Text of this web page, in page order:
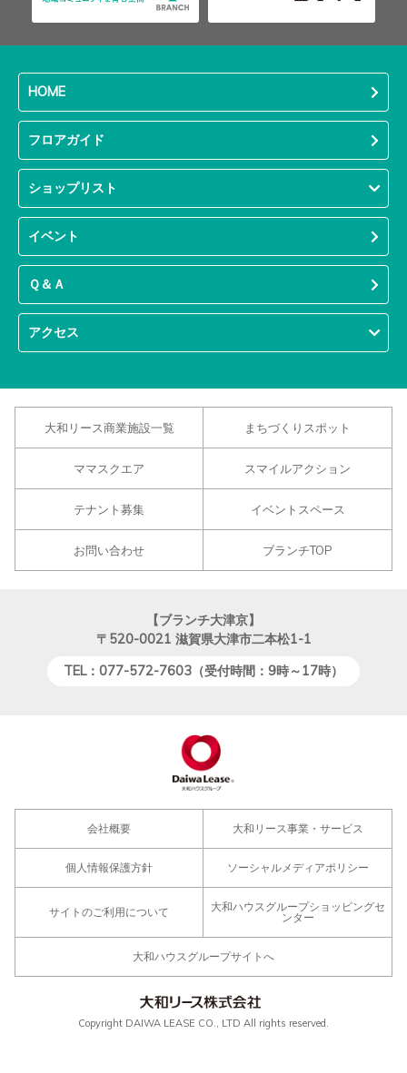
HOME
フロアガイド
ショップリスト
イベント
Ｑ＆Ａ
アクセス
大和リース商業施設一覧 まちづくりスポット
ママスクエア スマイルアクション
テナント募集 イベントスペース
お問い合わせ ブランチTOP
【ブランチ大津京】
〒520-0021 滋賀県大津市二本松1-1
TEL：077-572-7603（受付時間：9時～17時）
会社概要 大和リース事業・サービス
個人情報保護方針 ソーシャルメディアポリシー
サイトのご利用について
大和ハウスグループショッピングセ
ンター
大和ハウスグループサイトへ
Copyright DAIWA LEASE CO., LTD All rights reserved.